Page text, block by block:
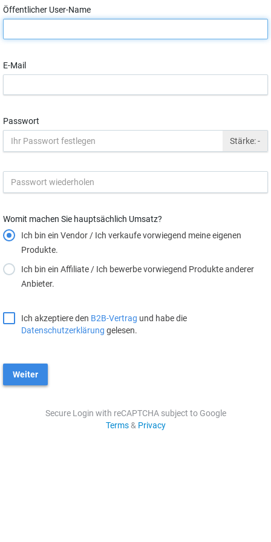
Öffentlicher User-Name
E-Mail
Passwort
Stärke:-
Womit machen Sie hauptsächlich Umsatz?
Ich bin ein Vendor / Ich verkaufe vorwiegend meine eigenen
Produkte.
Ich bin ein Affiliate / Ich bewerbe vorwiegend Produkte anderer
Anbieter.
Ich akzeptiere den B2B-Vertrag und habe die
Datenschutzerklärung gelesen.
Weiter
Secure Login with reCAPTCHA subject to Google
Terms& Privacy